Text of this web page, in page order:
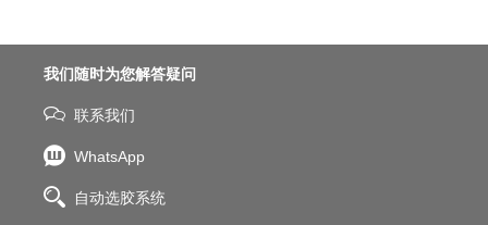
我们随时为您解答疑问
联系我们
WhatsApp
自动选胶系统